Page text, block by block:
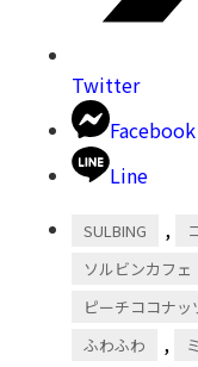
Twitter
Line
SULBING ,
ソルビンカフェ
ピーチココナッ
ふわふわ ,